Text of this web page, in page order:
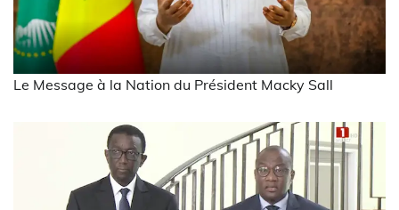
Le Message à la Nation du Président Macky Sall